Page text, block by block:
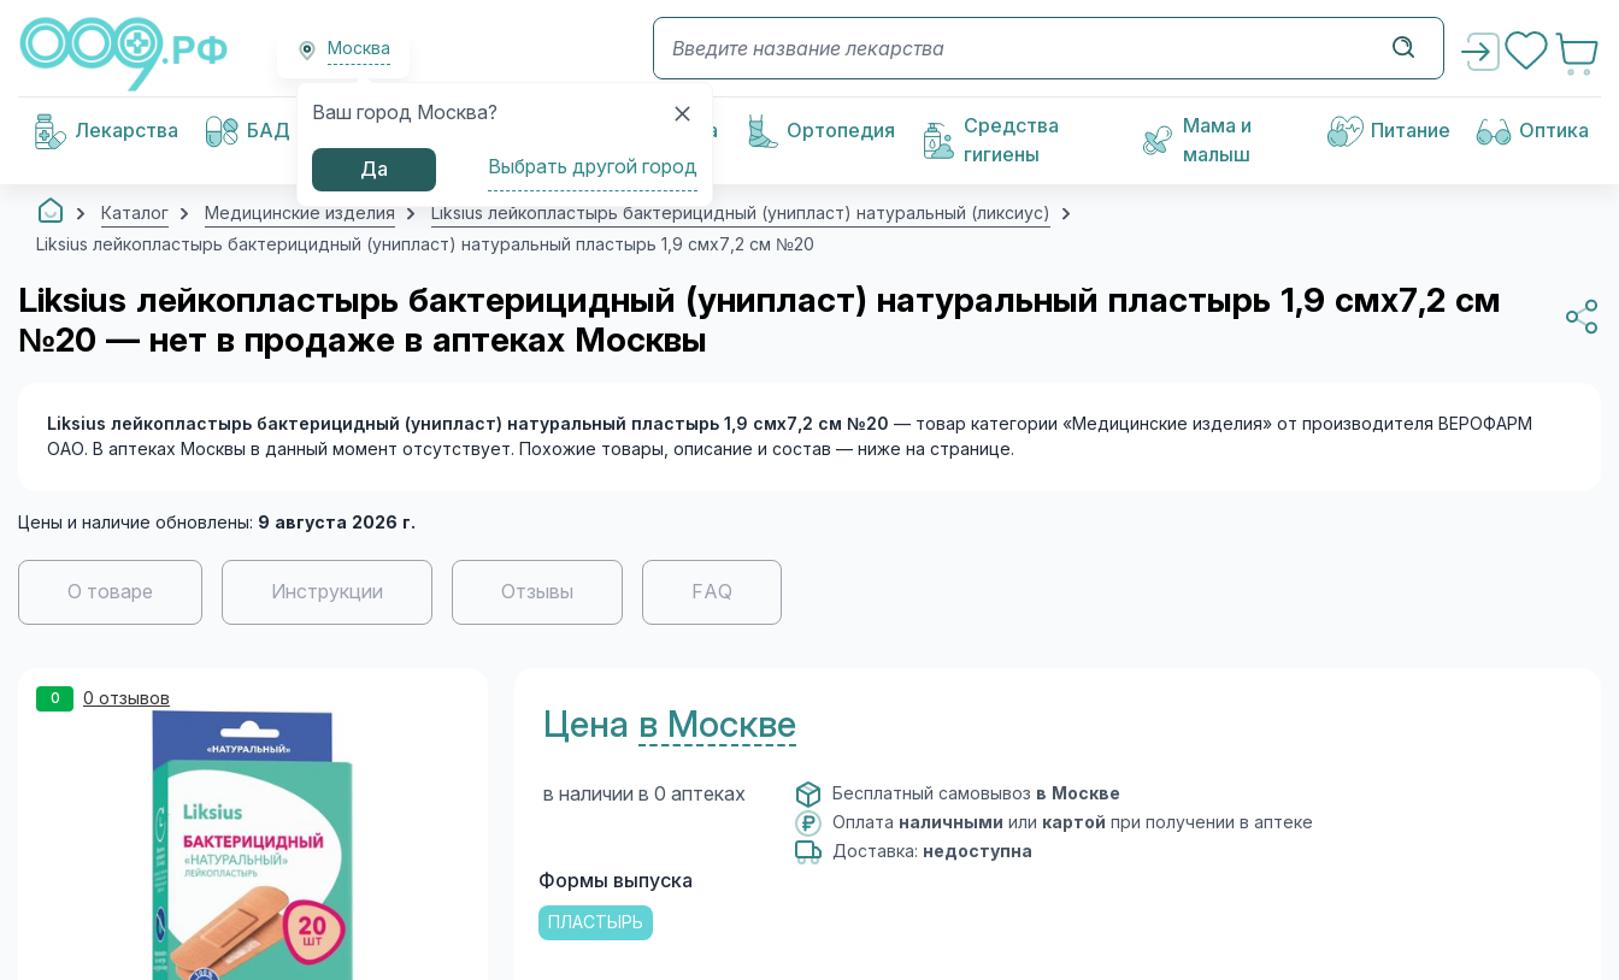
Москва
Ваш город Москва?
Да Выбрать другой город
Лекарства БАД
Медицинские
изделия
Косметика Ортопедия
Средства
гигиены
Мама и
малыш
Питание Оптика
Каталог Медицинские изделия
Liksius лейкопластырь бактерицидный (унипласт) натуральный (ликсиус)
Liksius лейкопластырь бактерицидный (унипласт) натуральный пластырь 1,9 смх7,2 см №20
Liksius лейкопластырь бактерицидный (унипласт) натуральный пластырь 1,9 смх7,2 см
№20 — нет в продаже в аптеках Москвы
Liksius лейкопластырь бактерицидный (унипласт) натуральный пластырь 1,9 смх7,2 см №20 — товар категории «Медицинские изделия» от производителя ВЕРОФАРМ
ОАО. В аптеках Москвы в данный момент отсутствует. Похожие товары, описание и состав — ниже на странице.
Цены и наличие обновлены: 9 августа 2026 г.
О товаре Инструкции Отзывы FAQ
0 0 отзывов
Цена в Москве
в наличии в 0 аптеках Бесплатный самовывоз в Москве
Оплата наличными или картой при получении в аптеке
Доставка: недоступна
Формы выпуска
ПЛАСТЫРЬ